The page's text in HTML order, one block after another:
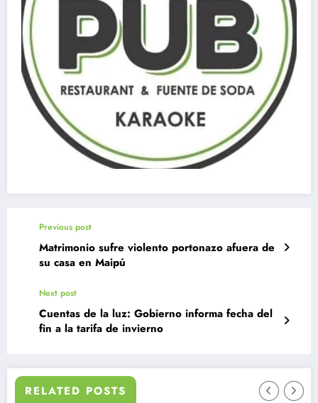
Previous post
Matrimonio sufre violento portonazo afuera de
su casa en Maipú
Next post
Cuentas de la luz: Gobierno informa fecha del
fin a la tarifa de invierno
RELATED POSTS